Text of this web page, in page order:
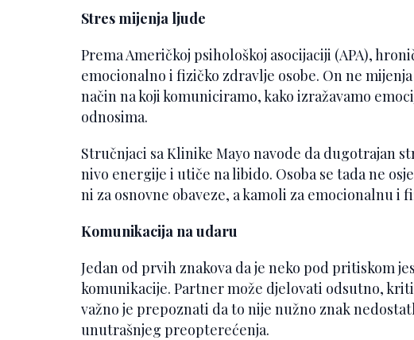
Stres mijenja ljude
Prema Američkoj psihološkoj asocijaciji (APA),
emocionalno i fizičko zdravlje osobe. On ne
način na koji komuniciramo, kako izražavamo
odnosima.
Stručnjaci sa Klinike Mayo navode da dugotrajan
nivo energije i utiče na libido. Osoba se tada ne
ni za osnovne obaveze, a kamoli za emocionalnu i
Komunikacija na udaru
Jedan od prvih znakova da je neko pod pritiskom
komunikacije. Partner može djelovati odsutno,
važno je prepoznati da to nije nužno znak
unutrašnjeg preopterećenja.